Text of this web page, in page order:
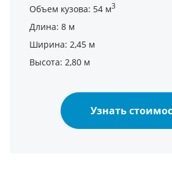
Объем кузова: 54 м3
Длина: 8 м
Ширина: 2,45 м
Высота: 2,80 м
Узнать